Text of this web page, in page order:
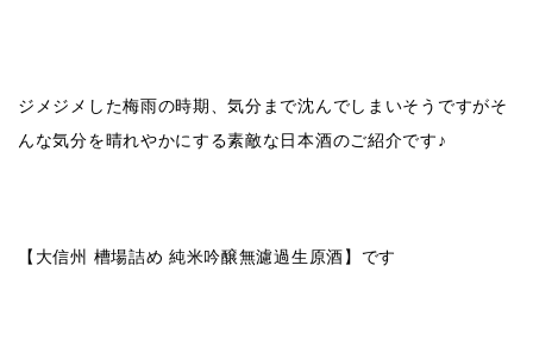
ジメジメした梅雨の時期、気分まで沈んでしまいそうですがそ
んな気分を晴れやかにする素敵な日本酒のご紹介です♪
【大信州 槽場詰め 純米吟醸無濾過生原酒】です